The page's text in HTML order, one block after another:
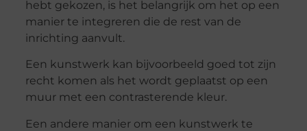
hebt gekozen, is het belangrijk om het op een
manier te integreren die de rest van de
inrichting aanvult.
Een kunstwerk kan bijvoorbeeld goed tot zijn
recht komen als het wordt geplaatst op een
muur met een contrasterende kleur.
Een andere manier om een kunstwerk te